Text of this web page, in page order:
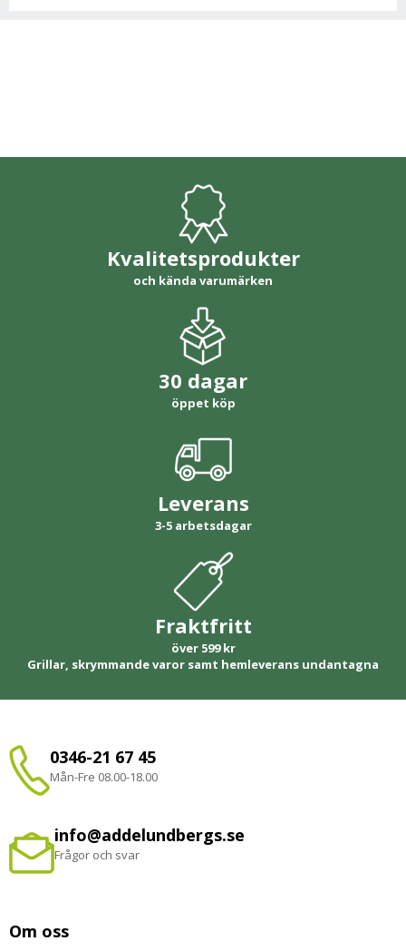
Kvalitetsprodukter
och kända varumärken
30 dagar
öppet köp
Leverans
3-5 arbetsdagar
Fraktfritt
över 599 kr
Grillar, skrymmande varor samt hemleverans undantagna
0346-21 67 45
Mån-Fre 08.00-18.00
info@addelundbergs.se
Frågor och svar
Om oss